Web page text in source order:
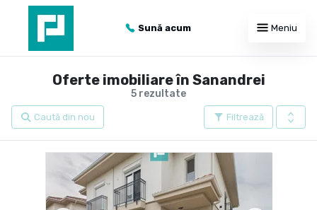
Sună acum Meniu
5 rezultate
Oferte imobiliare în Sanandrei
Filtrează
Caută din nou